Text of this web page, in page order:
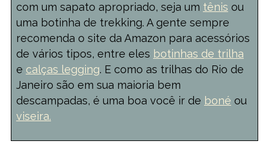
com um sapato apropriado, seja um tênis ou
uma botinha de trekking. A gente sempre
recomenda o site da Amazon para acessórios
de vários tipos, entre eles botinhas de trilha
e calças legging. E como as trilhas do Rio de
Janeiro são em sua maioria bem
descampadas, é uma boa você ir de boné ou
viseira.